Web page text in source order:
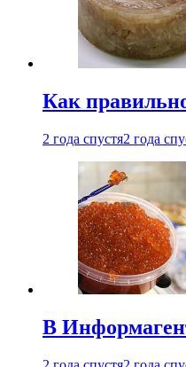
Как
2 года спустя2 года
В